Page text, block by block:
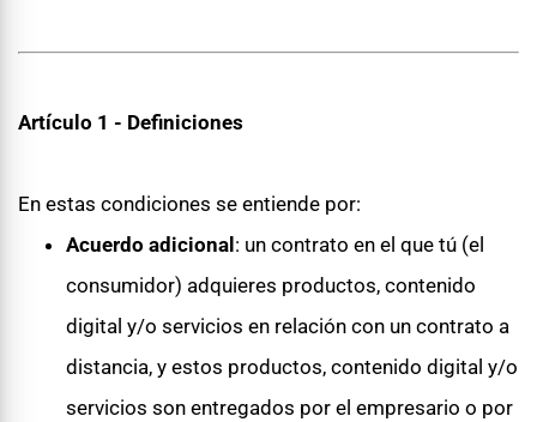
Artículo 1 - Definiciones
En estas condiciones se entiende por:
Acuerdo adicional : un contrato en el que tú (el
consumidor) adquieres productos, contenido
digital y/o servicios en relación con un contrato a
distancia, y estos productos, contenido digital y/o
servicios son entregados por el empresario o por